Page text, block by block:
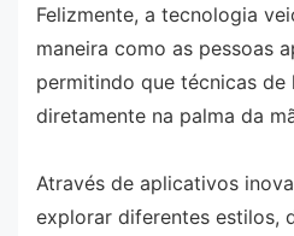
Felizmente, a tecnologia
maneira como as pessoas
permitindo que técnicas de
diretamente na palma da
Através de aplicativos
explorar diferentes estilos,